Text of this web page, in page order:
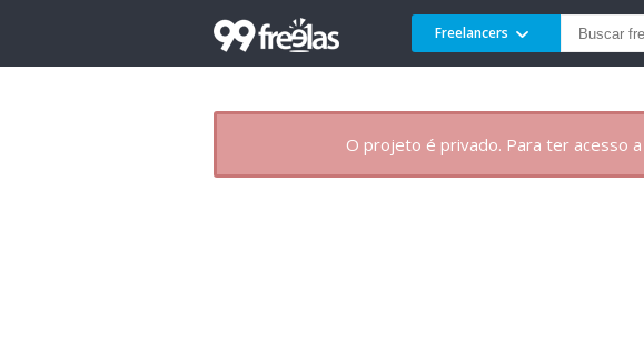
Freelancers
O projeto é privado. Para ter acesso